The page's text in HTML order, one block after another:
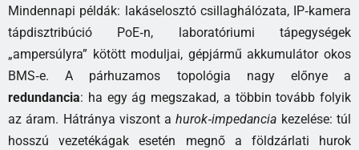
Mindennapi példák: lakáselosztó csillaghálózata, IP‑kamera
tápdisztribúció PoE‑n, laboratóriumi tápegységek
„ampersúlyra” kötött moduljai, gépjármű akkumulátor okos
BMS‑e. A párhuzamos topológia nagy előnye a
redundancia: ha egy ág megszakad, a többin tovább folyik
az áram. Hátránya viszont ahurok‑impedancia kezelése: túl
hosszú vezetékágak esetén megnő a földzárlati hurok